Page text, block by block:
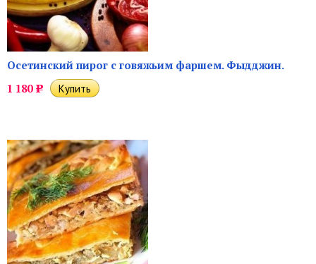
Осетинский пирог с говяжьим фаршем. Фыдджин.
1 180 Р